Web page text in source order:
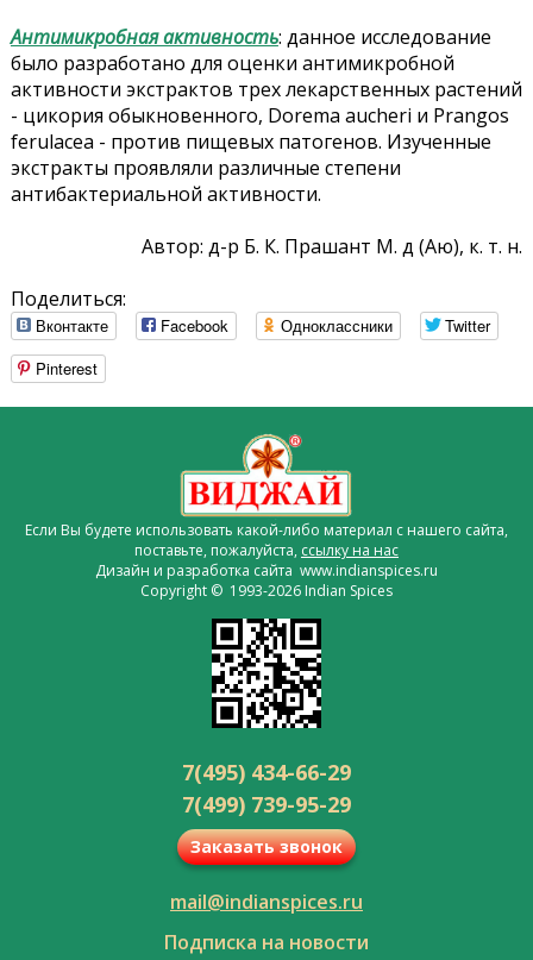
Антимикробная активность: данное исследование
было разработано для оценки антимикробной
активности экстрактов трех лекарственных растений
- цикория обыкновенного, Dorema aucheri и Prangos
ferulacea - против пищевых патогенов. Изученные
экстракты проявляли различные степени
антибактериальной активности.
Автор: д-р Б. К. Прашант М. д (Аю), к. т. н.
Поделиться:
Вконтакте Facebook Одноклассники
Twitter
Pinterest
Если Вы будете использовать какой-либо материал с нашего сайта,
поставьте, пожалуйста, ссылку на нас
Дизайн и разработка сайта www.indianspices.ru
Copyright © 1993-2026 Indian Spices
7(495) 434-66-29
7(499) 739-95-29
Заказать звонок
mail@indianspices.ru
Подписка на новости